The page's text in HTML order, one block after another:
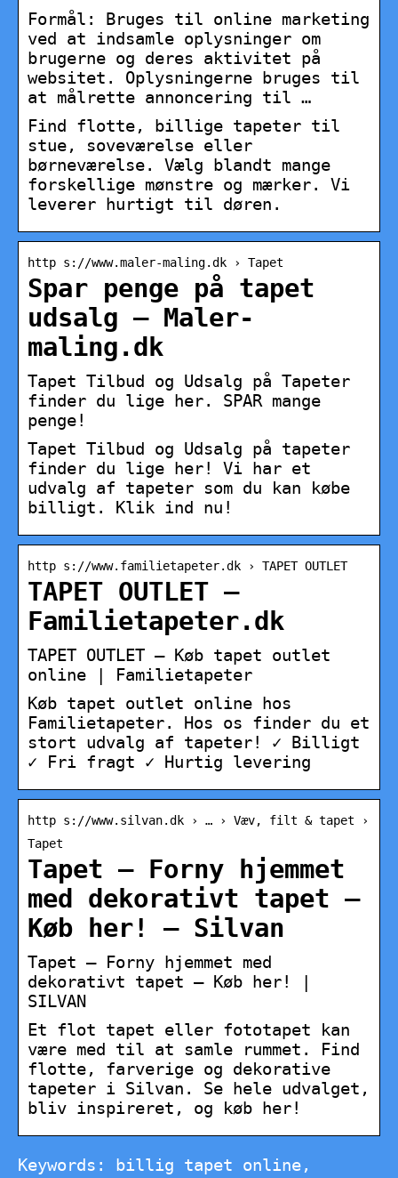
Formål: Bruges til online marketing
ved at indsamle oplysninger om
brugerne og deres aktivitet på
websitet. Oplysningerne bruges til
at målrette annoncering til …
Find flotte, billige tapeter til
stue, soveværelse eller
børneværelse. Vælg blandt mange
forskellige mønstre og mærker. Vi
leverer hurtigt til døren.
http s://www.maler-maling.dk › Tapet
Spar penge på tapet
udsalg – Maler-
maling.dk
Tapet Tilbud og Udsalg på Tapeter
finder du lige her. SPAR mange
penge!
Tapet Tilbud og Udsalg på tapeter
finder du lige her! Vi har et
udvalg af tapeter som du kan købe
billigt. Klik ind nu!
http s://www.familietapeter.dk › TAPET OUTLET
TAPET OUTLET –
Familietapeter.dk
TAPET OUTLET – Køb tapet outlet
online | Familietapeter
Køb tapet outlet online hos
Familietapeter. Hos os finder du et
stort udvalg af tapeter! ✓ Billigt
✓ Fri fragt ✓ Hurtig levering
http s://www.silvan.dk › … › Væv, filt & tapet ›
Tapet
Tapet – Forny hjemmet
med dekorativt tapet –
Køb her! – Silvan
Tapet – Forny hjemmet med
dekorativt tapet – Køb her! |
SILVAN
Et flot tapet eller fototapet kan
være med til at samle rummet. Find
flotte, farverige og dekorative
tapeter i Silvan. Se hele udvalget,
bliv inspireret, og køb her!
Keywords: billig tapet online,